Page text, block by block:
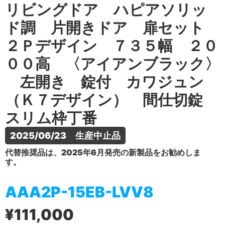
リビングドア ハピアソリッ
ド調 片開きドア 扉セット
２Ｐデザイン ７３５幅 ２０
００高 〈アイアンブラック〉
左開き 錠付 カワジュン
（Ｋ７デザイン） 間仕切錠
スリム枠丁番
2025/06/23　生産中止品
代替推奨品は、2025年6月発売の新製品をお勧めしま
す。
AAA2P-15EB-LVV8
¥111,000